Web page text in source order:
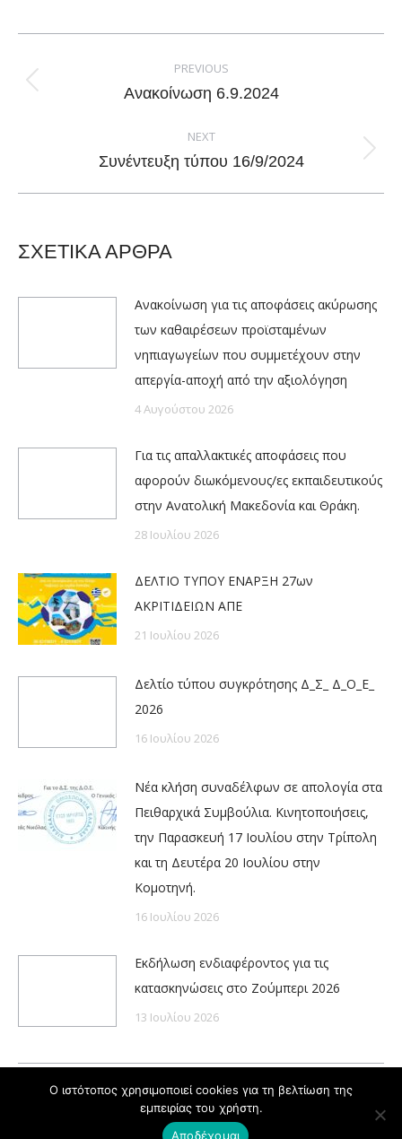
Facebook
X
PinterestLinkedIn
navigation
PREVIOUS
Previous
Ανακοίνωση 6.9.2024
NEXT
Next
Συνέντευξη τύπου 16/9/2024
ΣΧΕΤΙΚΑ ΑΡΘΡΑ
Ανακοίνωση για τις αποφάσεις ακύρωσης
των καθαιρέσεων προϊσταμένων
νηπιαγωγείων που συμμετέχουν στην
απεργία-αποχή από την αξιολόγηση
4 Αυγούστου 2026
Για τις απαλλακτικές αποφάσεις που
αφορούν διωκόμενους/ες εκπαιδευτικούς
στην Ανατολική Μακεδονία και Θράκη.
28 Ιουλίου 2026
ΔΕΛΤΙΟ ΤΥΠΟΥ ΕΝΑΡΞΗ 27ων
ΑΚΡΙΤΙΔΕΙΩΝ ΑΠΕ
21 Ιουλίου 2026
Δελτίο τύπου συγκρότησης Δ_Σ_ Δ_Ο_Ε_
2026
16 Ιουλίου 2026
Νέα κλήση συναδέλφων σε απολογία στα
Πειθαρχικά Συμβούλια. Κινητοποιήσεις,
την Παρασκευή 17 Ιουλίου στην Τρίπολη
και τη Δευτέρα 20 Ιουλίου στην
Κομοτηνή.
16 Ιουλίου 2026
Εκδήλωση ενδιαφέροντος για τις
κατασκηνώσεις στο Ζούμπερι 2026
13 Ιουλίου 2026
Copyright © ΔΟΕ 2020
Powered by
Ο ιστότοπος χρησιμοποιεί cookies για τη βελτίωση της
εμπειρίας του χρήστη.
Αποδέχομαι